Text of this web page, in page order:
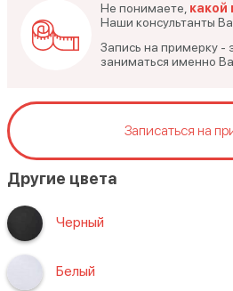
Не понимаете, какой
Наши консультанты
Запись на примерку -
заниматься именно
Записаться на
Другие цвета
Черный
Белый